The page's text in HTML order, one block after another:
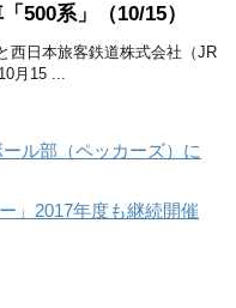
500系」（10/15）
西日本旅客鉄道株式会社（JR
月15 ...
ル部（ペッカーズ）に
」2017年度も継続開催